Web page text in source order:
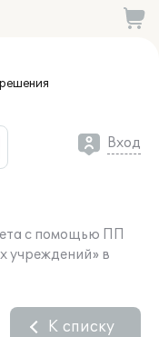
решения
Вход
с помощью ПП
учреждений» в
К списку